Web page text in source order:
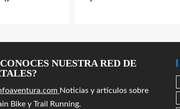
NUESTRA RED DE
Noticias y artículos sobre
Bike y Trail Running.